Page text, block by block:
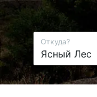
Откуда?